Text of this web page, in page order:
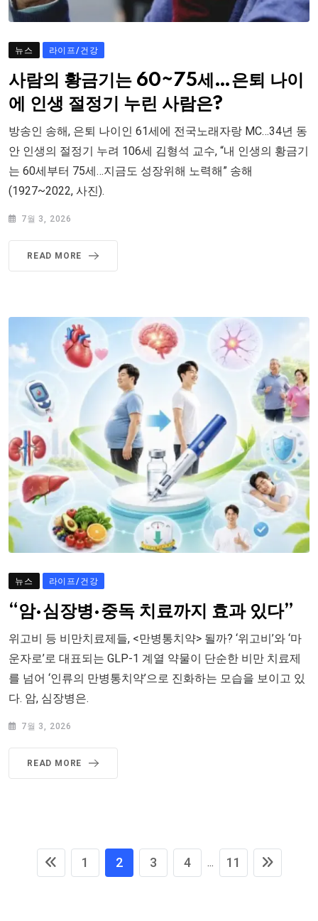
뉴스 라이프/건강
사람의 황금기는 60~75세…은퇴 나이
에 인생 절정기 누린 사람은?
방송인 송해, 은퇴 나이인 61세에 전국노래자랑 MC…34년 동
안 인생의 절정기 누려 106세 김형석 교수, “내 인생의 황금기
는 60세부터 75세…지금도 성장위해 노력해” 송해
(1927~2022, 사진).
7월 3, 2026
READ MORE
뉴스 라이프/건강
“암·심장병·중독 치료까지 효과 있다”
위고비 등 비만치료제들, <만병통치약> 될까? ‘위고비’와 ‘마
운자로’로 대표되는 GLP-1 계열 약물이 단순한 비만 치료제
를 넘어 ‘인류의 만병통치약’으로 진화하는 모습을 보이고 있
다. 암, 심장병은.
7월 3, 2026
READ MORE
1 2 3 4 ... 11